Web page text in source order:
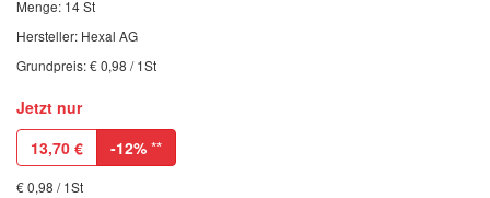
Menge: 14 St
Hersteller: Hexal AG
Grundpreis: € 0,98 / 1St
Jetzt nur
13,70 € -12% **
€ 0,98 / 1St